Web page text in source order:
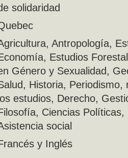
solidaridad
Antropología,
Estudios
Género y Sexualidad,
Historia,
los estudios, Derecho,
Ciencias
social
y Inglés